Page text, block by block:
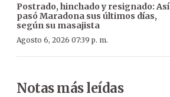
Postrado, hinchado y resignado: Así
pasó Maradona sus últimos días,
según su masajista
Agosto 6, 2026 07:39 p. m.
Notas más leídas